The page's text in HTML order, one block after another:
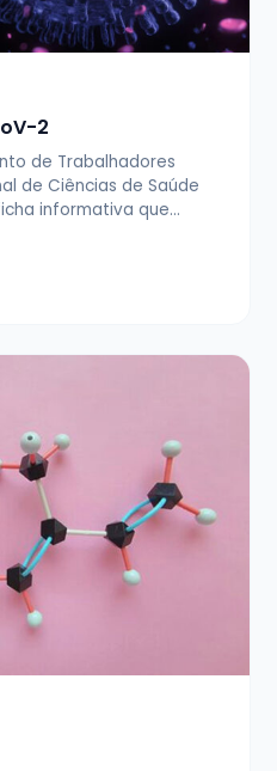
2
de Trabalhadores
de Ciências de Saúde
informativa que…